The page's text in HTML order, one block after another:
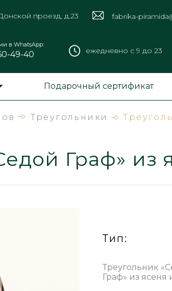
проезд, д.23 fabrika-
в WhatsApp:
49-40 ежедневно с 9 до 23
Подарочный сертификат
Треугольники
Граф» из
Тип:
Треугольник
Граф» из ясеня